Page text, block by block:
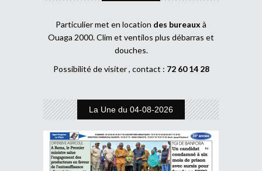
Particulier met en location des bureaux à
Ouaga 2000. Clim et ventilos plus débarras et
douches.
Possibilité de visiter , contact : 72 60 14 28
La Une du 04-08-2026